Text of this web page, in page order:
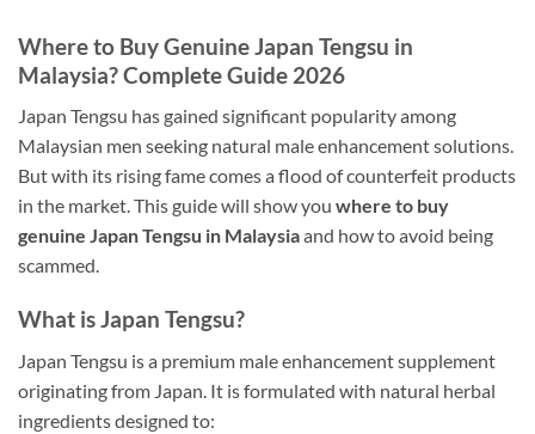
Where to Buy Genuine Japan Tengsu in
Malaysia? Complete Guide 2026
Japan Tengsu has gained significant popularity among
Malaysian men seeking natural male enhancement solutions.
But with its rising fame comes a flood of counterfeit products
in the market. This guide will show you where to buy
genuine Japan Tengsu in Malaysiaand how to avoid being
scammed.
What is Japan Tengsu?
Japan Tengsu is a premium male enhancement supplement
originating from Japan. It is formulated with natural herbal
ingredients designed to: